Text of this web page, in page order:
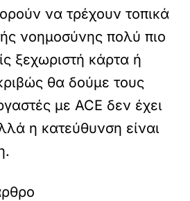
να τρέχουν τοπικά
νοημοσύνης πολύ πιο
ξεχωριστή κάρτα ή
θα δούμε τους
με ACE δεν έχει
η κατεύθυνση είναι